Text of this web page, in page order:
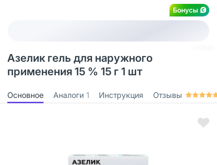
Бонусы
Азелик гель для наружного
применения 15 % 15 г 1 шт
Основное Аналоги 1 Инструкция Отзывы